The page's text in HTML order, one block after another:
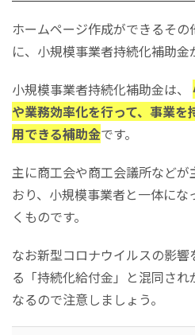
ホームページ作成ができるそ
に、小規模事業者持続化補助金
小規模事業者持続化補助金は、
や業務効率化を行って、事業
用できる補助金です。
主に商工会や商工会議所などが
おり、小規模事業者と一体に
くものです。
なお新型コロナウイルスの影
る「持続化給付金」と混同さ
なるので注意しましょう。